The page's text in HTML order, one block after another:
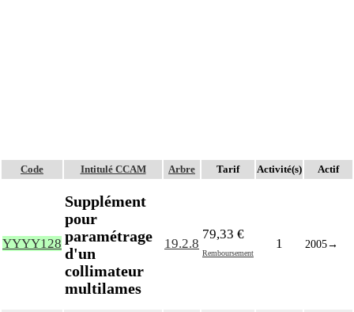
Code Intitulé CCAM Arbre Tarif Activité(s) Actif
YYYY128
Supplément
pour
paramétrage
d'un
collimateur
multilames
19.2.8
79,33 €
Remboursement
1 2005→